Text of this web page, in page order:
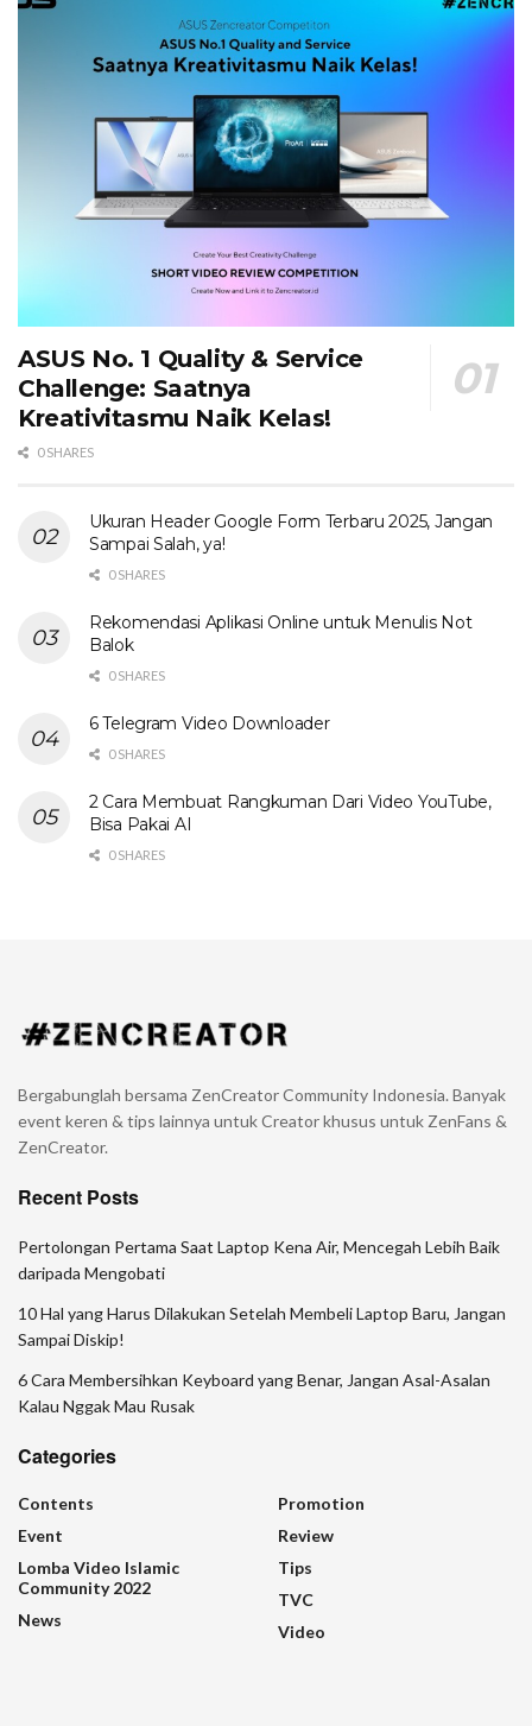
ASUS No. 1 Quality & Service
Challenge: Saatnya
Kreativitasmu Naik Kelas!
0 SHARES
Ukuran Header Google Form Terbaru 2025, Jangan
Sampai Salah, ya!
0 SHARES
Rekomendasi Aplikasi Online untuk Menulis Not
Balok
0 SHARES
6 Telegram Video Downloader
0 SHARES
2 Cara Membuat Rangkuman Dari Video YouTube,
Bisa Pakai AI
0 SHARES
Bergabunglah bersama ZenCreator Community Indonesia. Banyak
event keren & tips lainnya untuk Creator khusus untuk ZenFans &
ZenCreator.
Recent Posts
Pertolongan Pertama Saat Laptop Kena Air, Mencegah Lebih Baik
daripada Mengobati
10 Hal yang Harus Dilakukan Setelah Membeli Laptop Baru, Jangan
Sampai Diskip!
6 Cara Membersihkan Keyboard yang Benar, Jangan Asal-Asalan
Kalau Nggak Mau Rusak
Categories
Contents
Event
Lomba Video Islamic
Community 2022
News
Promotion
Review
Tips
TVC
Video